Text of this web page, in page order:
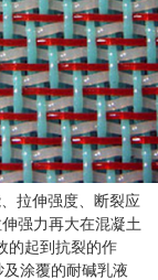
拉伸强度、断裂应
强力再大在混凝土
的起到抗裂的作
涂覆的耐碱乳液